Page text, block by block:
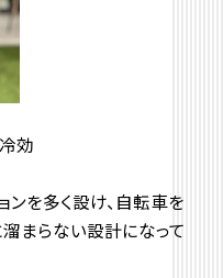
効
多く設け、自転車を
まらない設計になって